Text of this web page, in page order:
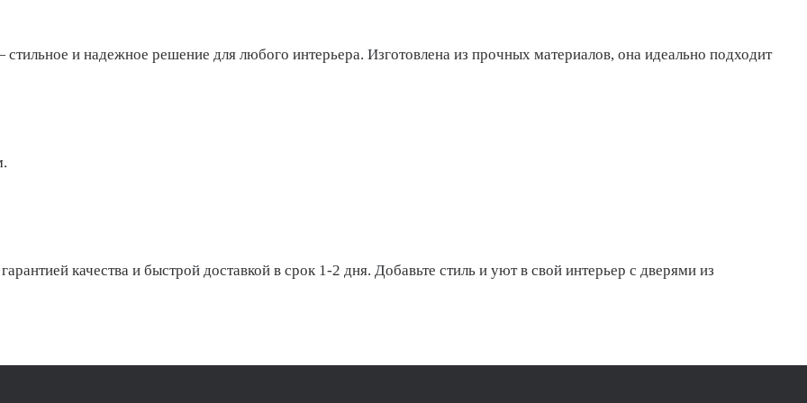
и надежное решение для любого интерьера. Изготовлена из прочных материалов, она идеально подходит
качества и быстрой доставкой в срок 1-2 дня. Добавьте стиль и уют в свой интерьер с дверями из